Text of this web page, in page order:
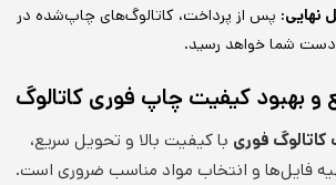
نهایی: پس از پرداخت، کاتالوگ‌های چاپ‌شده در
دست شما خواهد رسید.
و بهبود کیفیت چاپ فوری کاتالوگ
فوری با کیفیت بالا و تحویل سریع،
فایل‌ها و انتخاب مواد مناسب ضروری است.